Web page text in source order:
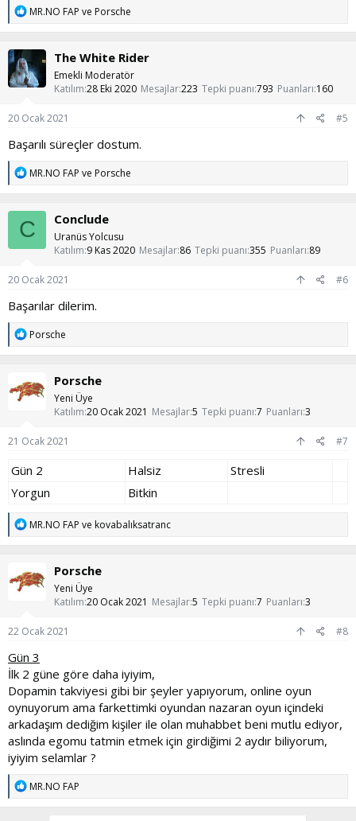
T
p
k
i
l
e
MR.NO FAP ve Porsche
The White Rider
Emekli Moderatör
Katılım 28 Eki 2020 Mesajlar223 Tepki puanı 793 Puanları 160
20 Ocak 2021 #5
Başarılı süreçler dostum.
T
p
k
i
l
e
MR.NO FAP ve Porsche
C Conclude
Uranüs Yolcusu
Katılım 9 Kas 2020 Mesajlar 86 Tepki puanı 355 Puanları 89
20 Ocak 2021 #6
Başarılar dilerim.
T
p
i
l
Porsche
Porsche
Yeni Üye
Katılım 20 Ocak 2021 Mesajlar5 Tepki puanı 7 Puanları 3
21 Ocak 2021 #7
Gün 2 Halsiz
Stresli
Yorgun
Bitkin
T
p
i
l
MR.NO FAP ve kovabalıksatranc
Porsche
Yeni Üye
Katılım 20 Ocak 2021 Mesajlar5 Tepki puanı 7 Puanları 3
22 Ocak 2021 #8
Gün 3
İlk 2 güne göre daha iyiyim,
Dopamin takviyesi gibi bir şeyler yapıyorum, online oyun
oynuyorum ama farkettimki oyundan nazaran oyun içindeki
arkadaşım dediğim kişiler ile olan muhabbet beni mutlu ediyor,
aslında egomu tatmin etmek için girdiğimi 2 aydır biliyorum,
iyiyim selamlar ?
T
p
MR.NO FAP